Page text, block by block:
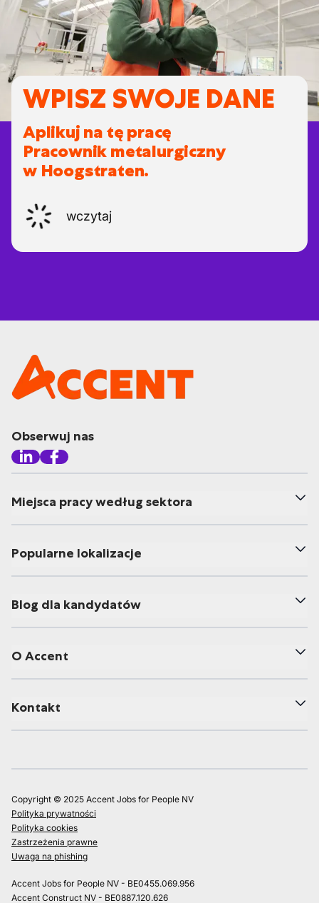
WPISZ SWOJE DANE
Aplikuj na tę pracę
Pracownik metalurgiczny
w Hoogstraten.
wczytaj
Obserwuj nas
Miejsca pracy według sektora
Popularne lokalizacje
Blog dla kandydatów
O Accent
Kontakt
Copyright © 2025 Accent Jobs for People NV
Polityka prywatności
Polityka cookies
Zastrzeżenia prawne
Uwaga na phishing
Accent Jobs for People NV - BE0455.069.956
Accent Construct NV - BE0887.120.626